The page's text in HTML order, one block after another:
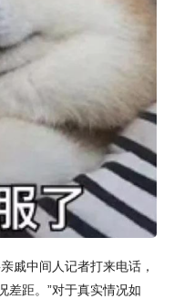
戚中间人记者打来电话，
差距。”对于真实情况如